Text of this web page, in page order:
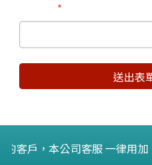
送出表
客戶，本公司客服 一律用加